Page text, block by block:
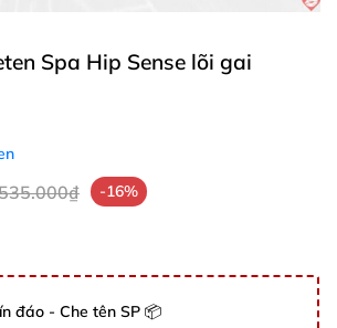
Spa Hip Sense lõi gai
-16%
đáo - Che tên SP 📦